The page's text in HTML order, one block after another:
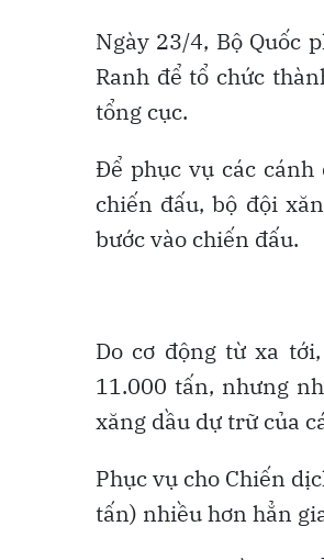
Ngày 23/4, Bộ Quốc
Ranh để tổ chức
tổng cục.
Để phục vụ các
chiến đấu, bộ đội
bước vào chiến đấu.
Do cơ động từ xa
11.000 tấn, nhưng
xăng dầu dự trữ của
Phục vụ cho Chiến
tấn) nhiều hơn hẳn